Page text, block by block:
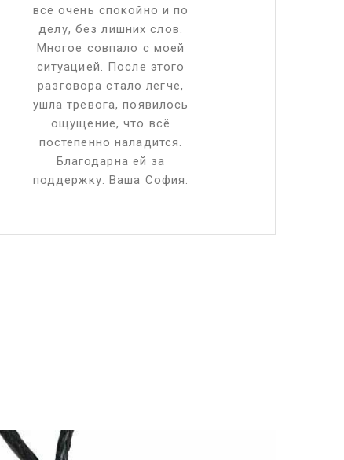
всё очень спокойно и по
делу, без лишних слов.
Многое совпало с моей
ситуацией. После этого
разговора стало легче,
ушла тревога, появилось
ощущение, что всё
постепенно наладится.
Благодарна ей за
поддержку. Ваша София.